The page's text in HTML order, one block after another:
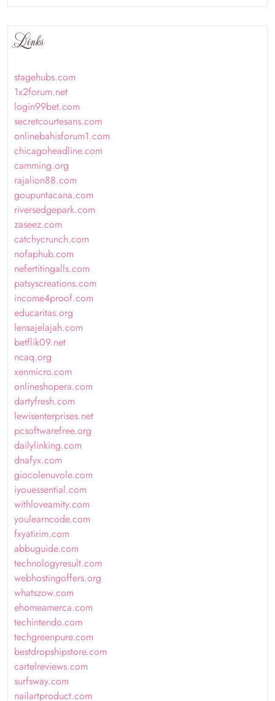
Links
stagehubs.com
1x2forum.net
login99bet.com
secretcourtesans.com
onlinebahisforum1.com
chicagoheadline.com
camming.org
rajalion88.com
goupuntacana.com
riversedgepark.com
zaseez.com
catchycrunch.com
nofaphub.com
nefertitingalls.com
patsyscreations.com
income4proof.com
educaritas.org
lensajelajah.com
betflik09.net
ncaq.org
xenmicro.com
onlineshopera.com
dartyfresh.com
lewisenterprises.net
pcsoftwarefree.org
dailylinking.com
dnafyx.com
giocolenuvole.com
iyouessential.com
withloveamity.com
youlearncode.com
fxyatirim.com
abbuguide.com
technologyresult.com
webhostingoffers.org
whatszow.com
ehomeamerca.com
techintendo.com
techgreenpure.com
bestdropshipstore.com
cartelreviews.com
surfsway.com
nailartproduct.com